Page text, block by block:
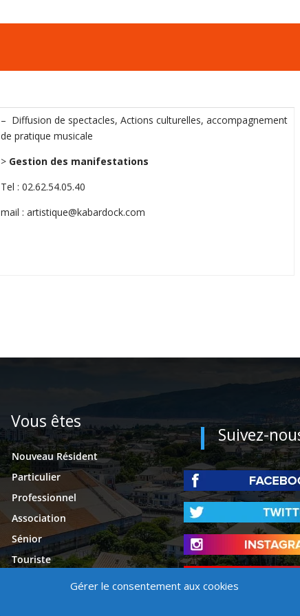
Gérer le consentement aux cookies
– Diffusion de spectacles, Actions culturelles, accompagnement
de pratique musicale
> Gestion des manifestations
Tel : 02.62.54.05.40
mail : artistique@kabardock.com
Vous êtes
Nouveau Résident
Particulier
Professionnel
Association
Sénior
Touriste
Suivez-